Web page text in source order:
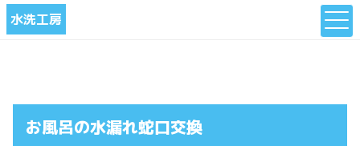
水洗工房
お風呂の水漏れ蛇口交換